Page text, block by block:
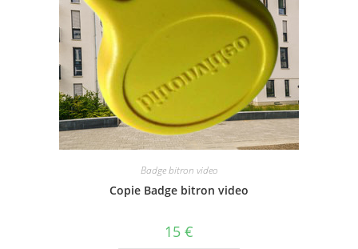
Badge bitron video
Copie Badge bitron video
15 €